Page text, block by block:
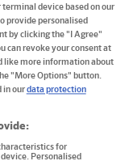
&
device based on our
provide personalised
by clicking the "I Agree"
can revoke your consent at
like more information about
"More Options" button.
in ourdata protection
for
Personalised